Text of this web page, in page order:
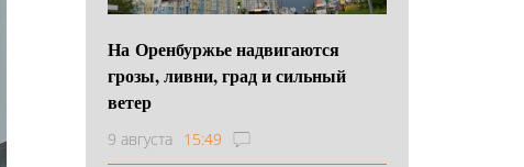
На Оренбуржье надвигаются
грозы, ливни, град и сильный
ветер
9 августа 15:49